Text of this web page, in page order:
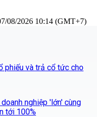
08/2026 10:14 (GMT+7)
phiếu và trả cổ tức cho
nghiệp 'lớn' cùng
tới 100%